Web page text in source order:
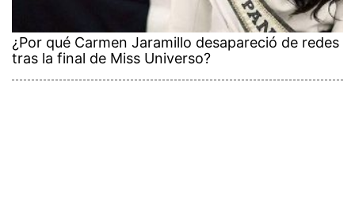
¿Por qué Carmen Jaramillo desapareció de redes
tras la final de Miss Universo?